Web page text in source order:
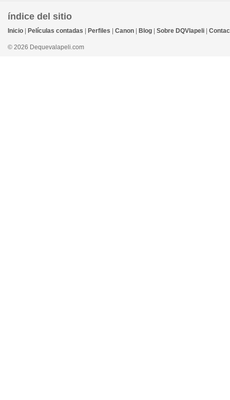
índice del sitio
Inicio Películas contadas Perfiles Canon Blog Sobre DQVlapeli
© 2026 Dequevalapeli.com